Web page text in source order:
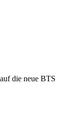
die neue BTS